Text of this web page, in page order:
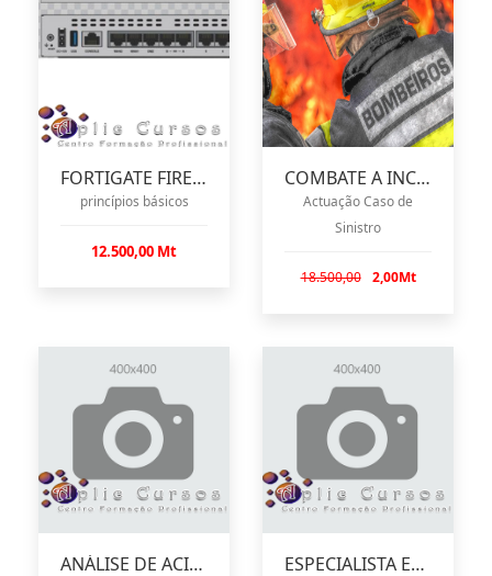
FORTIGATE FIREWALL
princípios básicos
12.500,00 Mt
COMBATE A INCÊNDIOS
Actuação Caso de
Sinistro
18.500,00 2,00Mt
ANÁLISE DE ACIDENTES ESPECIALISTA EM HIGIENE E